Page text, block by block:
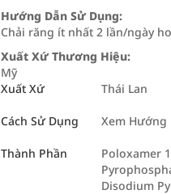
Hướng Dẫn Sử Dụng:
Chải răng ít nhất 2 lần/ngày
Xuất Xứ Thương Hiệu:
Mỹ
Xuất Xứ
Thái Lan
Cách Sử Dụng Xem Hướng
Thành Phần
Poloxamer
Disodium